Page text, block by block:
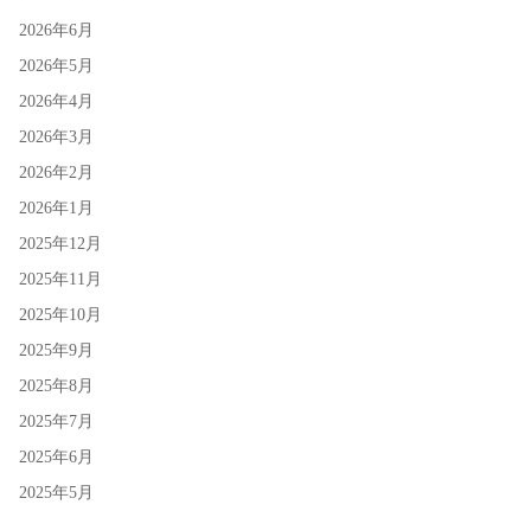
2026年6月
2026年5月
2026年4月
2026年3月
2026年2月
2026年1月
2025年12月
2025年11月
2025年10月
2025年9月
2025年8月
2025年7月
2025年6月
2025年5月